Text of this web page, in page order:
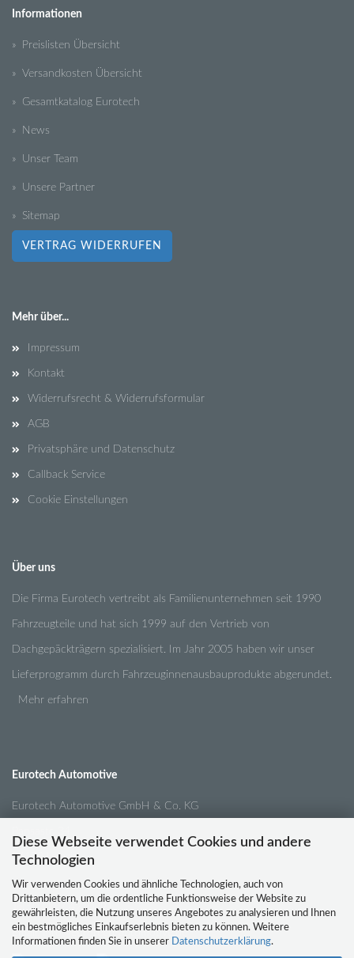
Diese Webseite verwendet Cookies und andere
Technologien
Wir verwenden Cookies und ähnliche Technologien, auch von
Drittanbietern, um die ordentliche Funktionsweise der Website zu
gewährleisten, die Nutzung unseres Angebotes zu analysieren und Ihnen
ein bestmögliches Einkaufserlebnis bieten zu können. Weitere
Informationen finden Sie in unserer
Datenschutzerklärung.
Informationen
» Preislisten Übersicht
» Versandkosten Übersicht
» Gesamtkatalog Eurotech
» News
» Unser Team
» Unsere Partner
» Sitemap
VERTRAG WIDERRUFEN
Mehr über...
Impressum
Kontakt
Widerrufsrecht & Widerrufsformular
AGB
Privatsphäre und Datenschutz
Callback Service
Cookie Einstellungen
Über uns
Die Firma Eurotech vertreibt als Familienunternehmen seit 1990
Fahrzeugteile und hat sich 1999 auf den Vertrieb von
Dachgepäckträgern spezialisiert. Im Jahr 2005 haben wir unser
Lieferprogramm durch Fahrzeuginnenausbauprodukte abgerundet.
Mehr erfahren
Eurotech Automotive
Eurotech Automotive GmbH & Co. KG
04179 Leipzig
Tel.:0341 / 4210791
Email:info@eurotech-automotive.de